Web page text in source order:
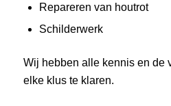
Repareren van houtrot
Schilderwerk
Wij hebben alle kennis en de
elke klus te klaren.